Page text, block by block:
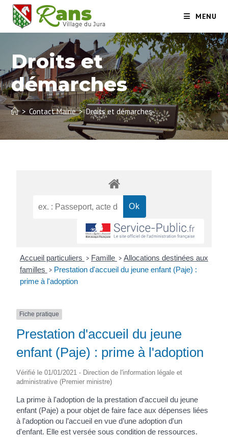
MENU
Droits et
démarches
> Contact Mairie > Droits et démarches
Accueil particuliers > Famille > Allocations destinées aux
familles > Prestation d'accueil du jeune enfant (Paje) :
prime à l'adoption
Fiche pratique
Prestation d'accueil du jeune
enfant (Paje) : prime à l'adoption
Vérifié le 01/01/2021 - Direction de l'information légale et
administrative (Premier ministre)
La prime à l'adoption de la prestation d'accueil du jeune
enfant (Paje) a pour objet de faire face aux dépenses liées
à l'adoption ou l’accueil en vue d’une adoption d'un
d'enfant. Elle est versée sous condition de ressources.